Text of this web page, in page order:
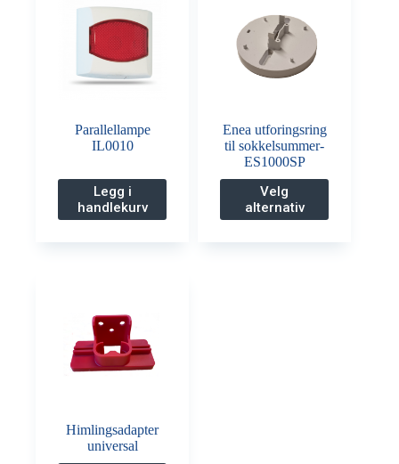
Parallellampe
IL0010
Legg i
handlekurv
Enea utforingsring
til sokkelsummer-
ES1000SP
Velg
alternativ
Dette
produktet
har
Himlingsadapter
universal